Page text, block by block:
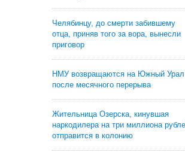
Челябинцу, до смерти забившему
отца, приняв того за вора, вынесли
приговор
НМУ возвращаются на Южный Урал
после месячного перерыва
Жительница Озерска, кинувшая
наркодилера на три миллиона
отправится в колонию